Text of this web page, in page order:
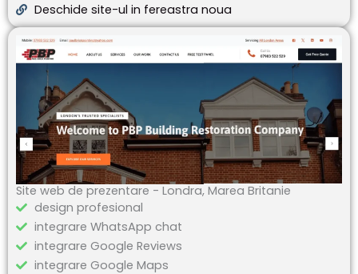
Deschide site-ul in fereastra noua
Site web de prezentare - Londra, Marea Britanie
design profesional
integrare WhatsApp chat
integrare Google Reviews
integrare Google Maps